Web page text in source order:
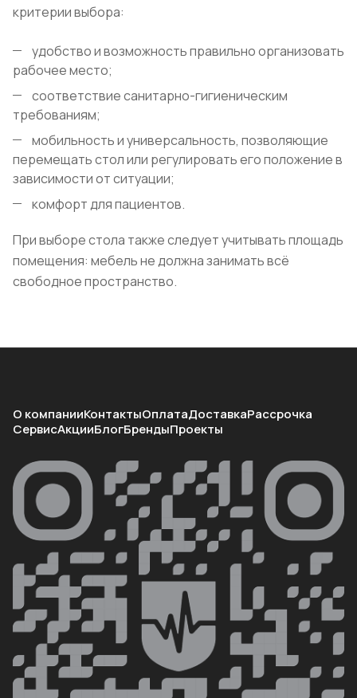
критерии выбора:
удобство и возможность правильно организовать
рабочее место;
соответствие санитарно-гигиеническим
требованиям;
мобильность и универсальность, позволяющие
перемещать стол или регулировать его положение в
зависимости от ситуации;
комфорт для пациентов.
При выборе стола также следует учитывать площадь
помещения: мебель не должна занимать всё
свободное пространство.
О компанииКонтактыОплатаДоставкаРассрочка
СервисАкцииБлогБрендыПроекты